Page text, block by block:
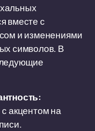
вместе с
и изменениями
символов. В
акцентом на